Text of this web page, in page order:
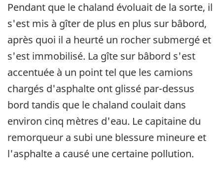
Pendant que le chaland évoluait de la sorte, il
s'est mis à gîter de plus en plus sur bâbord,
après quoi il a heurté un rocher submergé et
s'est immobilisé. La gîte sur bâbord s'est
accentuée à un point tel que les camions
chargés d'asphalte ont glissé par-dessus
bord tandis que le chaland coulait dans
environ cinq mètres d'eau. Le capitaine du
remorqueur a subi une blessure mineure et
l'asphalte a causé une certaine pollution.